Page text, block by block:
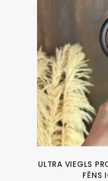
ULTRA VIEGLS
FĒNS